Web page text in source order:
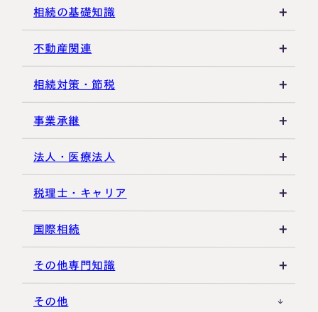
その他贈与関連
遺留分
遺産分割
相続登記・名義変更
相続放棄・限定承認
相続手続き全般
税金の納付
死亡届・届出関連
延納・物納
相続の基礎知識
法定相続人・法定相続分
相続財産
特別縁故者
特別受益・寄与分
不動産関連
建物・マンション評価
土地の評価
借地権・貸家
その他不動産
相続対策・節税
養子縁組・家族信託
生命保険活用
小規模企業共済
不動産活用
その他の相続対策
事業承継
非上場株式評価
自己株式・株式取得
種類株式・名義株
役員関連
事業承継税制
法人・医療法人
社団法人
合同会社・持分会社
医療法人
税理士・キャリア
税理士選び・相談
税理士試験
税理士キャリア
国際相続
米国関連
海外不動産
その他専門知識
事例紹介
その他